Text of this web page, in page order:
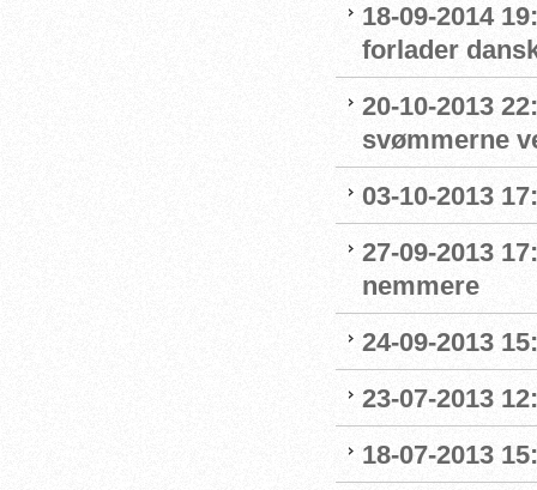
18-09-2014
forlader
20-10-2013
svømmerne
03-10-2013
27-09-2013
nemmere
24-09-2013
23-07-2013
18-07-2013